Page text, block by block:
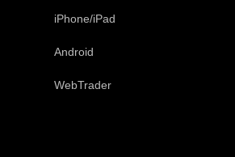
iPhone/iPad
Android
WebTrader